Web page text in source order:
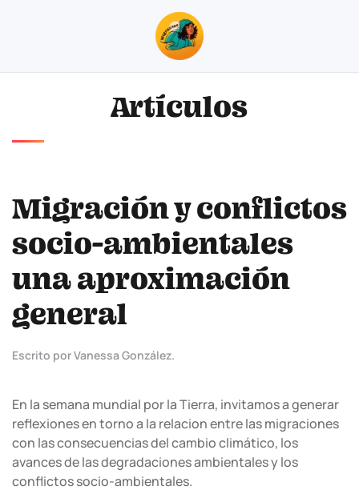
Skip to main content
Artículos
Migración y conflictos
socio-ambientales
una aproximación
general
Escrito por Vanessa González.
En la semana mundial por la Tierra, invitamos a generar
reflexiones en torno a la relacion entre las migraciones
con las consecuencias del cambio climático, los
avances de las degradaciones ambientales y los
conflictos socio-ambientales.